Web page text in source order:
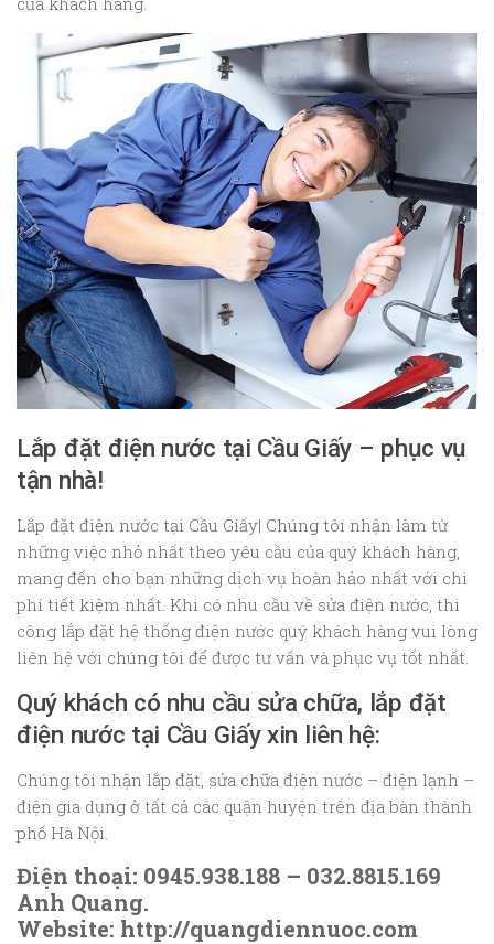
Lắp đặt điện nước tại Cầu Giấy – phục vụ
tận nhà!
Lắp đặt điện nước tại Cầu Giấy| Chúng tôi nhận làm từ
những việc nhỏ nhất theo yêu cầu của quý khách hàng,
mang đến cho bạn những dịch vụ hoàn hảo nhất với chi
phí tiết kiệm nhất. Khi có nhu cầu về sửa điện nước, thi
công lắp đặt hệ thống điện nước quý khách hàng vui lòng
liên hệ với chúng tôi để được tư vấn và phục vụ tốt nhất.
Quý khách có nhu cầu sửa chữa, lắp đặt
điện nước tại Cầu Giấy xin liên hệ:
Chúng tôi nhận lắp đặt, sửa chữa điện nước – điện lạnh –
điện gia dụng ở tất cả các quận huyện trên địa bàn thành
phố Hà Nội.
Điện thoại: 0945.938.188 – 032.8815.169
Anh Quang.
Website: http://quangdiennuoc.com